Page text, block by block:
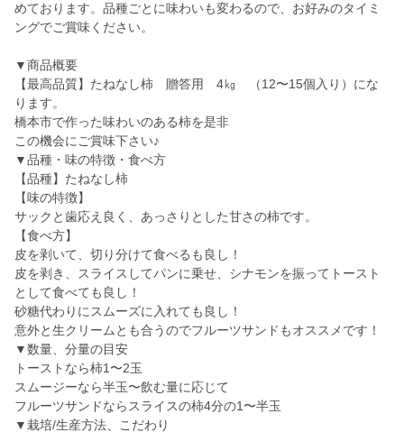
めております。品種ごとに味わいも変わるので、お好みのタイミ
ングでご賞味ください。
▼商品概要
【最高品質】たねなし柿 贈答用 4㎏ （12〜15個入り）にな
ります。
橋本市で作った味わいのある柿を是非
この機会にご賞味下さい♪
▼品種・味の特徴・食べ方
【品種】たねなし柿
【味の特徴】
サックと歯応え良く、あっさりとした甘さの柿です。
【食べ方】
皮を剥いて、切り分けて食べるも良し！
皮を剥き、スライスしてパンに乗せ、シナモンを振ってトースト
として食べても良し！
砂糖代わりにスムーズに入れても良し！
意外と生クリームとも合うのでフルーツサンドもオススメです！
▼数量、分量の目安
トーストなら柿1〜2玉
スムージーなら半玉〜飲む量に応じて
フルーツサンドならスライスの柿4分の1〜半玉
▼栽培/生産方法、こだわり